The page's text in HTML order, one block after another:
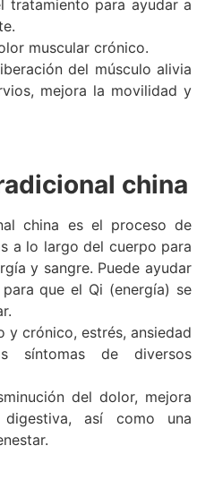
tratamiento para ayudar a
muscular crónico.
del músculo alivia
mejora la movilidad y
china
china es el proceso de
a lo largo del cuerpo para
y sangre. Puede ayudar
que el Qi (energía) se
y crónico, estrés, ansiedad
síntomas de diversos
del dolor, mejora
así como una